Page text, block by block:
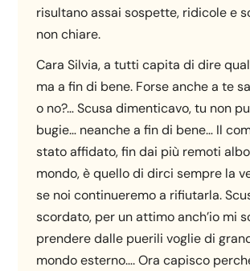
risultano assai sospette, ridicole e
non chiare.
Cara Silvia, a tutti capita di dire
ma a fin di bene. Forse anche a te
o no?… Scusa dimenticavo, tu non
bugie… neanche a fin di bene… Il
stato affidato, fin dai più remoti
mondo, è quello di dirci sempre la
se noi continueremo a rifiutarla.
scordato, per un attimo anch’io mi
prendere dalle puerili voglie di
mondo esterno…. Ora capisco